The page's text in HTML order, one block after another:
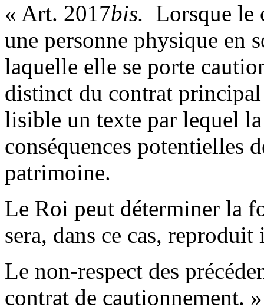
« Art. 2017bis.
Lorsque le
une personne physique en
laquelle elle se porte
distinct du contrat
lisible un texte par lequel
conséquences potentielles
patrimoine.
Le Roi peut déterminer la
sera, dans ce cas,
Le non-respect des
contrat de cautionnement. »